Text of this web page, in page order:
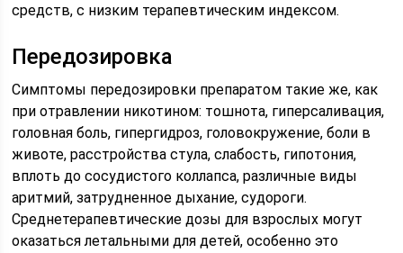
средств, с низким терапевтическим индексом.
Передозировка
Симптомы передозировки препаратом такие же, как
при отравлении никотином: тошнота, гиперсаливация,
головная боль, гипергидроз, головокружение, боли в
животе, расстройства стула, слабость, гипотония,
вплоть до сосудистого коллапса, различные виды
аритмий, затрудненное дыхание, судороги.
Среднетерапевтические дозы для взрослых могут
оказаться летальными для детей, особенно это